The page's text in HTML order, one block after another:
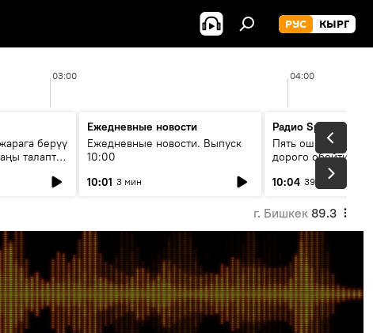
РУС КЫРГ
03:00 04:00
берүү
талаптар
Ежедневные новости
Ежедневные новости. Выпуск
10:00
10:01 3 мин
Радио Sputnik
Пять ошибок
дорого обойтись
10:04 39 мин
г. Бишкек 89.3